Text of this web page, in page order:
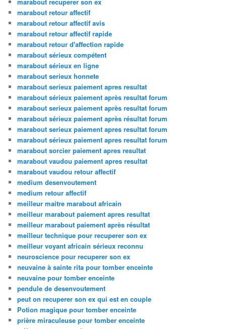
marabout retour affectif
marabout retour affectif avis
marabout retour affectif rapide
marabout retour d'affection rapide
marabout sérieux compétent
marabout sérieux en ligne
marabout serieux honnete
marabout serieux paiement apres resultat
marabout sérieux paiement après resultat forum
marabout serieux paiement après resultat forum
marabout sérieux paiement après résultat forum
marabout serieux paiement apres resultat forum
marabout sérieux paiement apres resultat forum
marabout sorcier paiement apres resultat
marabout vaudou paiement apres resultat
marabout vaudou retour affectif
medium desenvoutement
medium retour affectif
meilleur maitre marabout africain
meilleur marabout paiement apres resultat
meilleur marabout paiement après résultat
meilleur technique pour recuperer son ex
meilleur voyant africain sérieux reconnu
neuroscience pour recuperer son ex
neuvaine à sainte rita pour tomber enceinte
neuvaine pour tomber enceinte
pendule de desenvoutement
peut on recuperer son ex qui est en couple
Potion magique pour tomber enceinte
prière miraculeuse pour tomber enceinte